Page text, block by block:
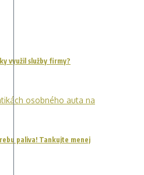
využil služby firmy?
paliva! Tankujte menej